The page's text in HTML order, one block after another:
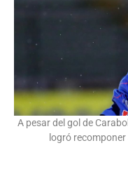
A pesar del gol de
logró